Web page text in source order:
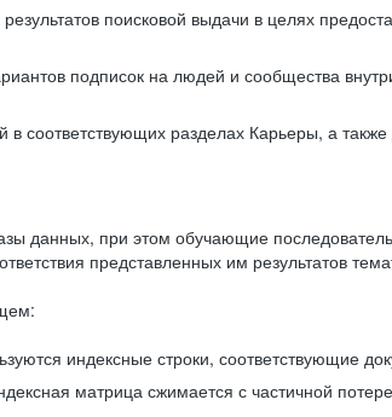
поисковой выдачи в целях
подписок на людей и сообщества
соответствующих разделах Карьеры, а
данных, при этом обучающие
представленных им результатов
индексные строки, соответствующие
матрица сжимается с частичной